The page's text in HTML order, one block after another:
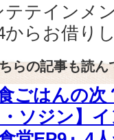
テインメ
からお借り
らの記事も読ん
ごはんの
ソジン】